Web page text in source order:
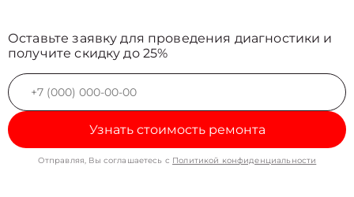
Оставьте заявку для проведения диагностики и
получите скидку до 25%
Узнать стоимость ремонта
Отправляя, Вы соглашаетесь с Политикой конфиденциальности